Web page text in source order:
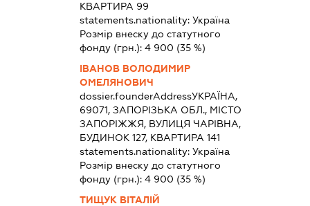
КВАРТИРА 99
statements.nationality:Україна
Розмір внеску до статутного
фонду (грн.):4 900 (35 %)
ІВАНОВ ВОЛОДИМИР
ОМЕЛЯНОВИЧ
dossier.founderAddressУКРАЇНА,
69071, ЗАПОРІЗЬКА ОБЛ., МІСТО
ЗАПОРІЖЖЯ, ВУЛИЦЯ ЧАРІВНА,
БУДИНОК 127, КВАРТИРА 141
statements.nationality:Україна
Розмір внеску до статутного
фонду (грн.):4 900 (35 %)
ТИЩУК ВІТАЛІЙ